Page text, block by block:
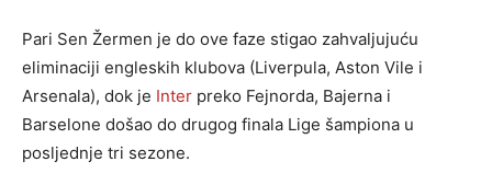
Pari Sen Žermen je do ove faze stigao zahvaljujuću
eliminaciji engleskih klubova (Liverpula, Aston Vile i
Arsenala), dok je Inter preko Fejnorda, Bajerna i
Barselone došao do drugog finala Lige šampiona u
posljednje tri sezone.